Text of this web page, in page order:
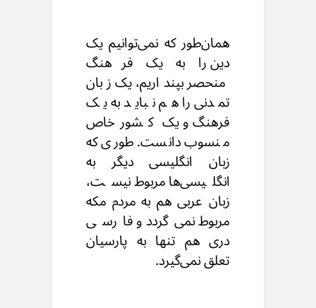
همان‌طور که نمی‌‌توانیم یک
دین را به یک فرهنگ
منحصر بپنداریم، یک زبان
تمدنی را هم نباید به یک
فرهنگ و یک کشورخاص
منسوب دانست. طوری که
زبان انگلیسی دیگر به
انگلیسی‌ها مربوط نیست،
زبان عربی هم به مردم مکه
مربوط نمی‌‌گردد و فارسی
دری هم تنها به پارسیان
تعلق نمی‌‌گیرد.